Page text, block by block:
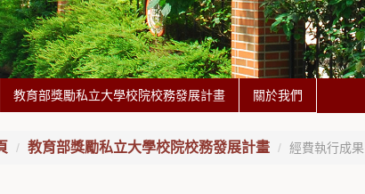
教育部獎勵私立大學校院校務發展計畫 關於我們
教育部獎勵私立大學校院校務發展計畫 經費執行成果